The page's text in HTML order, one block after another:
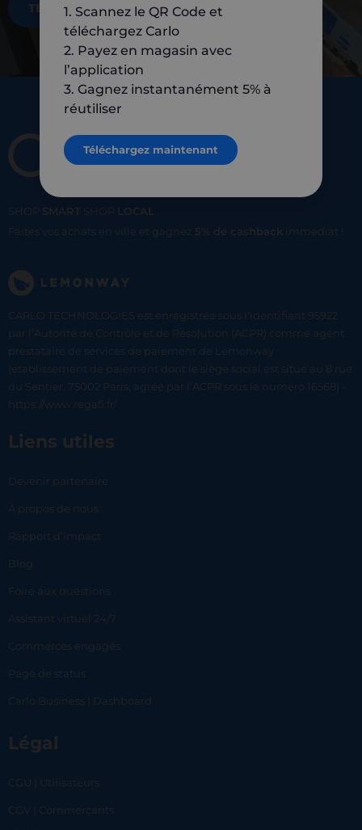
TÉLÉCHARGEZ MAINTENANT
SHOP SMART SHOP
LOCAL
Faites vos achats en ville et gagnez 5% de cashback immediat !
CARLO TECHNOLOGIES est enregistrée sous l'identifiant 95922
par l’Autorité de Contrôle et de Résolution (ACPR) comme agent
prestataire de services de paiement de Lemonway
(établissement de paiement dont le siège social est situé au 8 rue
du Sentier, 75002 Paris, agréé par l’ACPR sous le numéro 16568) -
https://www.regafi.fr/
Liens utiles
Devenir partenaire
À propos de nous
Rapport d’impact
Blog
Foire aux questions
Assistant virtuel 24/7
Commerces engagés
Page de status
Carlo Business | Dashboard
Légal
CGU | Utilisateurs
CGV | Commerçants
1. Scannez le QR Code et
téléchargez Carlo
2. Payez en magasin avec
l’application
3. Gagnez instantanément 5% à
réutiliser
Téléchargez maintenant